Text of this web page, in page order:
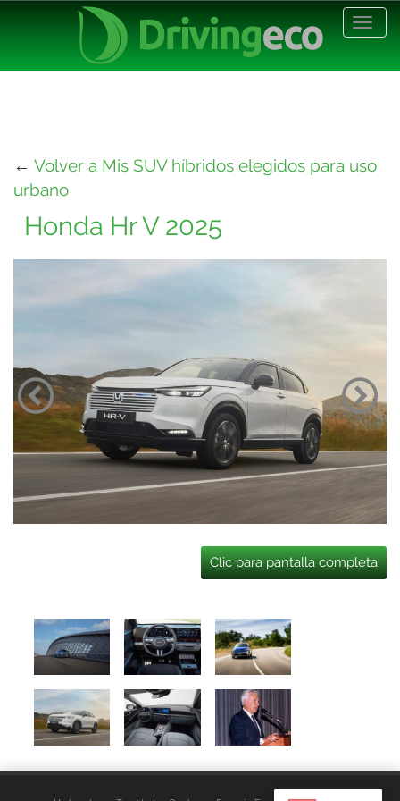
← Volver a Mis SUV híbridos elegidos para uso
urbano
Honda Hr V 2025
Clic para pantalla completa